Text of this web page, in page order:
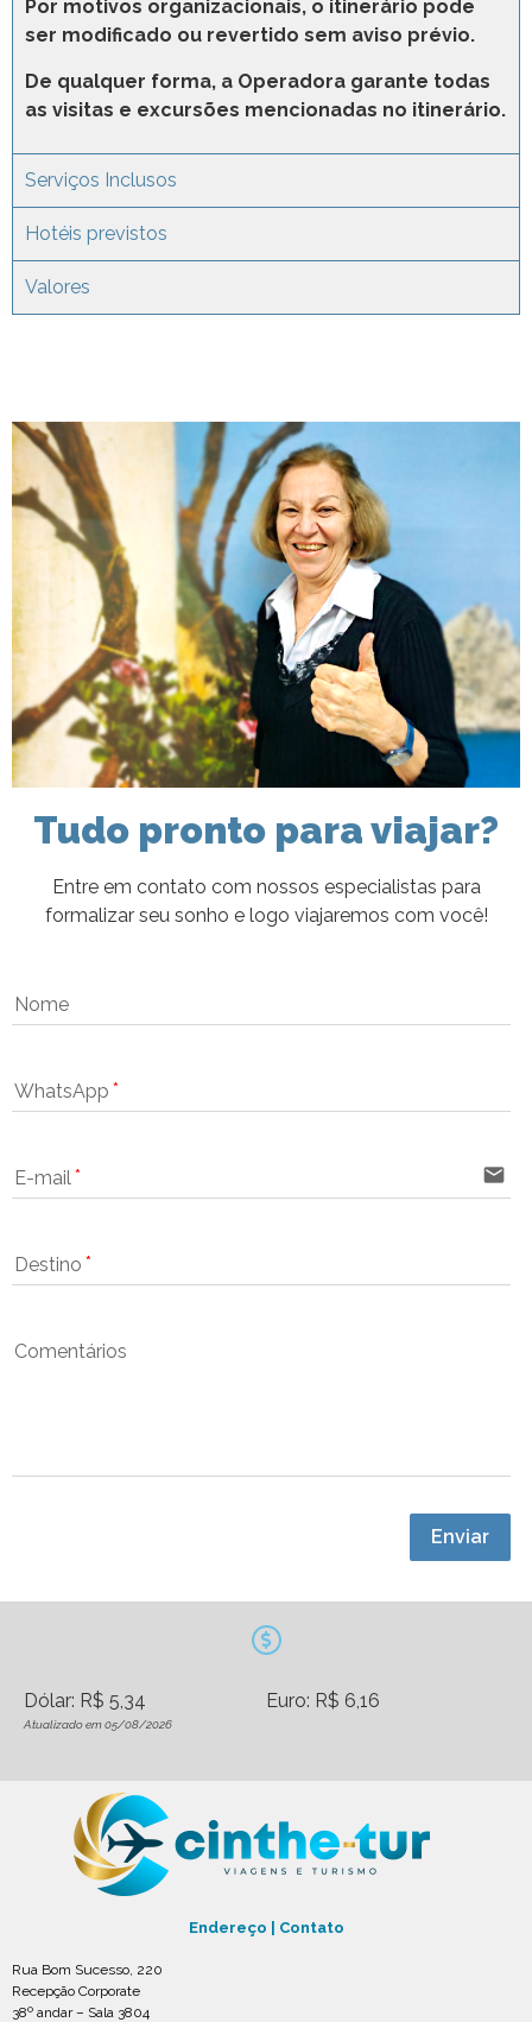
Por motivos organizacionais, o itinerário pode
ser modificado ou revertido sem aviso prévio.
De qualquer forma, a Operadora garante todas
as visitas e excursões mencionadas no itinerário.
Serviços Inclusos
Hotéis previstos
Valores
Tudo pronto para viajar?
Entre em contato com nossos especialistas para
formalizar seu sonho e logo viajaremos com você!
Nome
WhatsApp
E-mail email
Destino
Comentários
Enviar
Dólar: R$ 5,34 Euro: R$ 6,16
Atualizado em 05/08/2026
Endereço | Contato
Rua Bom Sucesso, 220
Recepção Corporate
38º andar – Sala 3804